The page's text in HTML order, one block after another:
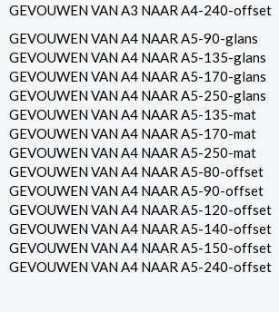
GEVOUWEN VAN A3 NAAR A4-240-offset
GEVOUWEN VAN A4 NAAR A5-90-glans
GEVOUWEN VAN A4 NAAR A5-135-glans
GEVOUWEN VAN A4 NAAR A5-170-glans
GEVOUWEN VAN A4 NAAR A5-250-glans
GEVOUWEN VAN A4 NAAR A5-135-mat
GEVOUWEN VAN A4 NAAR A5-170-mat
GEVOUWEN VAN A4 NAAR A5-250-mat
GEVOUWEN VAN A4 NAAR A5-80-offset
GEVOUWEN VAN A4 NAAR A5-90-offset
GEVOUWEN VAN A4 NAAR A5-120-offset
GEVOUWEN VAN A4 NAAR A5-140-offset
GEVOUWEN VAN A4 NAAR A5-150-offset
GEVOUWEN VAN A4 NAAR A5-240-offset